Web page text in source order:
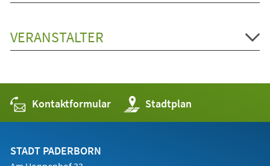
VERANSTALTER
Kontaktformular Stadtplan
(Öffnet
in
einem
STADT PADERBORN